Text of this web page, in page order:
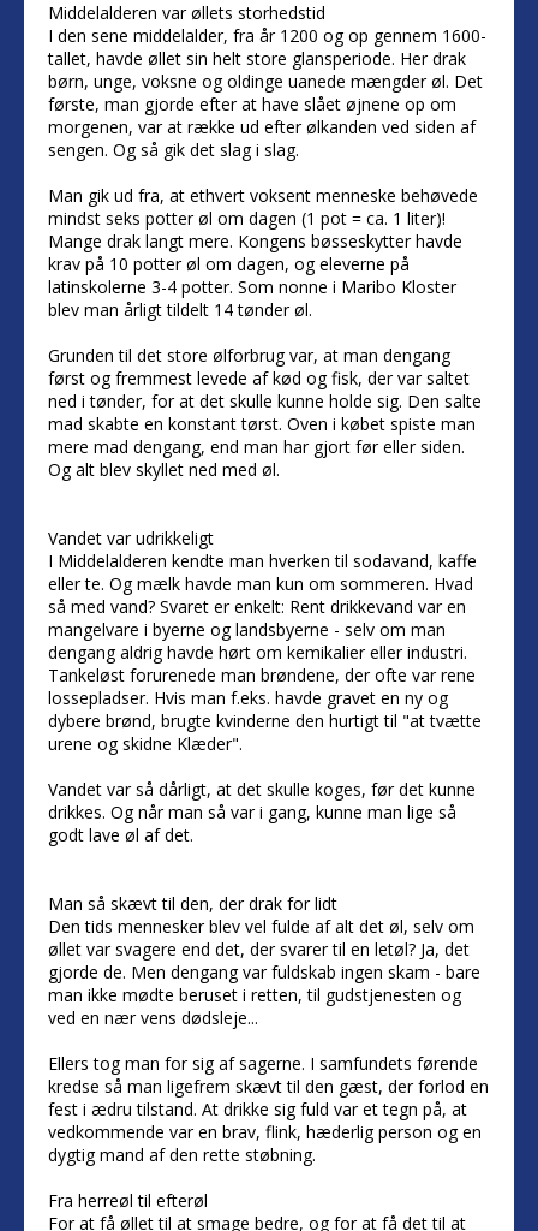
Middelalderen var øllets storhedstid
I den sene middelalder, fra år 1200 og op gennem 1600-
tallet, havde øllet sin helt store glansperiode. Her drak
børn, unge, voksne og oldinge uanede mængder øl. Det
første, man gjorde efter at have slået øjnene op om
morgenen, var at række ud efter ølkanden ved siden af
sengen. Og så gik det slag i slag.
Man gik ud fra, at ethvert voksent menneske behøvede
mindst seks potter øl om dagen (1 pot = ca. 1 liter)!
Mange drak langt mere. Kongens bøsseskytter havde
krav på 10 potter øl om dagen, og eleverne på
latinskolerne 3-4 potter. Som nonne i Maribo Kloster
blev man årligt tildelt 14 tønder øl.
Grunden til det store ølforbrug var, at man dengang
først og fremmest levede af kød og fisk, der var saltet
ned i tønder, for at det skulle kunne holde sig. Den salte
mad skabte en konstant tørst. Oven i købet spiste man
mere mad dengang, end man har gjort før eller siden.
Og alt blev skyllet ned med øl.
Vandet var udrikkeligt
I Middelalderen kendte man hverken til sodavand, kaffe
eller te. Og mælk havde man kun om sommeren. Hvad
så med vand? Svaret er enkelt: Rent drikkevand var en
mangelvare i byerne og landsbyerne - selv om man
dengang aldrig havde hørt om kemikalier eller industri.
Tankeløst forurenede man brøndene, der ofte var rene
lossepladser. Hvis man f.eks. havde gravet en ny og
dybere brønd, brugte kvinderne den hurtigt til "at tvætte
urene og skidne Klæder".
Vandet var så dårligt, at det skulle koges, før det kunne
drikkes. Og når man så var i gang, kunne man lige så
godt lave øl af det.
Man så skævt til den, der drak for lidt
Den tids mennesker blev vel fulde af alt det øl, selv om
øllet var svagere end det, der svarer til en letøl? Ja, det
gjorde de. Men dengang var fuldskab ingen skam - bare
man ikke mødte beruset i retten, til gudstjenesten og
ved en nær vens dødsleje...
Ellers tog man for sig af sagerne. I samfundets førende
kredse så man ligefrem skævt til den gæst, der forlod en
fest i ædru tilstand. At drikke sig fuld var et tegn på, at
vedkommende var en brav, flink, hæderlig person og en
dygtig mand af den rette støbning.
Fra herreøl til efterøl
For at få øllet til at smage bedre, og for at få det til at